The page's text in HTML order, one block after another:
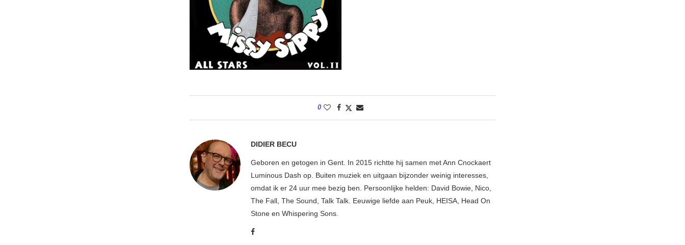
0
DIDIER BECU
Geboren en getogen in Gent. In 2015 richtte hij samen met Ann Cnockaert
Luminous Dash op. Buiten muziek en uitgaan bijzonder weinig interesses,
omdat ik er 24 uur mee bezig ben. Persoonlijke helden: David Bowie, Nico,
The Fall, The Sound, Talk Talk. Eeuwige liefde aan Peuk, HEISA, Head On
Stone en Whispering Sons.